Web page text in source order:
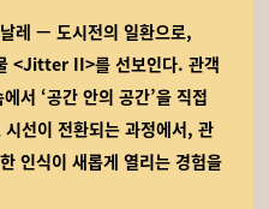
레 — 도시전의 일환으로,
<Jitter II>를 선보인다. 관객
서 ‘공간 안의 공간’을 직접
선이 전환되는 과정에서, 관
인식이 새롭게 열리는 경험을